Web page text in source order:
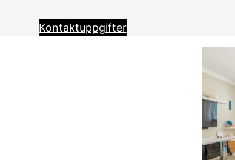
Kontaktuppgifter